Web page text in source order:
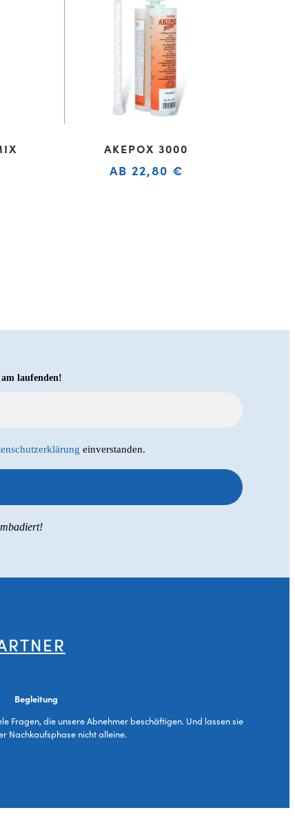
AKEPOX 3000
AB 22,80 €
laufenden!
einverstanden.
Begleitung
Fragen, die unsere Abnehmer beschäftigen. Und lassen sie
Nachkaufsphase nicht alleine.